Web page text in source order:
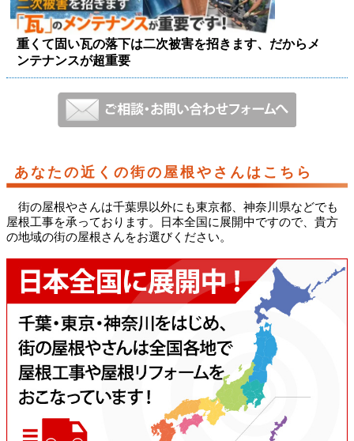
重くて固い瓦の落下は二次被害を招きます、だからメ
ンテナンスが超重要
あなたの近くの街の屋根やさんはこちら
街の屋根やさんは千葉県以外にも東京都、神奈川県などでも
屋根工事を承っております。日本全国に展開中ですので、貴方
の地域の街の屋根さんをお選びください。